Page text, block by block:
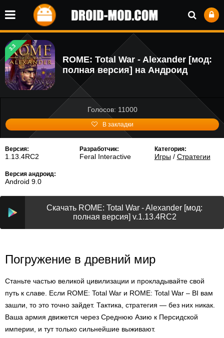
3.3
ROME: Total War - Alexander [мод:
полная версия] на Андроид
Голосов: 11000
В закладки
Версия:
1.13.4RC2
Разработчик:
Feral Interactive
Категория:
Игры/ Стратегии
Версия андроид:
Android 9.0
Скачать ROME: Total War - Alexander [мод:
полная версия] v.1.13.4RC2
Погружение в древний мир
Станьте частью великой цивилизации и прокладывайте свой
путь к славе. Если ROME: Total War и ROME: Total War – BI вам
зашли, то это точно зайдет. Тактика, стратегия — без них никак.
Ваша армия движется через Среднюю Азию к Персидской
империи, и тут только сильнейшие выживают.